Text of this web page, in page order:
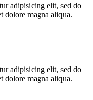
adipisicing elit, sed do
dolore magna aliqua.
adipisicing elit, sed do
dolore magna aliqua.